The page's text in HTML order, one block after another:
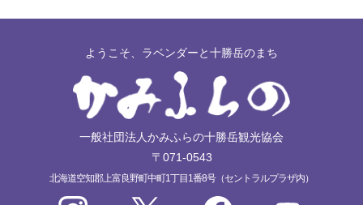
ようこそ、ラベンダーと十勝岳のまち
一般社団法人かみふらの十勝岳観光協会
〒071-0543
北海道空知郡上富良野町中町1丁目1番8号（セントラルプラザ内）